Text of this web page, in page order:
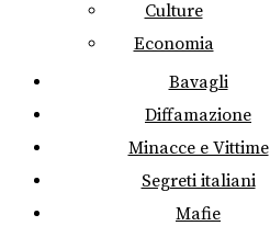
Culture
Economia
Bavagli
Diffamazione
Minacce e Vittime
Segreti italiani
Mafie